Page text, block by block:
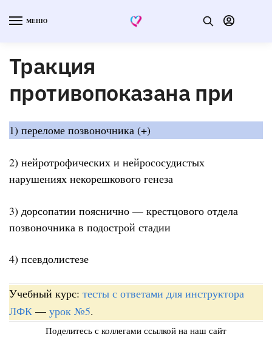
МЕНЮ
Тракция
противопоказана при
1) переломе позвоночника (+)
2) нейротрофических и нейрососудистых
нарушениях некорешкового генеза
3) дорсопатии пояснично — крестцового отдела
позвоночника в подострой стадии
4) псевдолистезе
Учебный курс: тесты с ответами для инструктора
ЛФК — урок №5.
Поделитесь с коллегами ссылкой на наш сайт